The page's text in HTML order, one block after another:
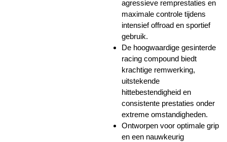
agressieve remprestaties en
maximale controle tijdens
intensief offroad en sportief
gebruik.
De hoogwaardige gesinterde
racing compound biedt
krachtige remwerking,
uitstekende
hittebestendigheid en
consistente prestaties onder
extreme omstandigheden.
Ontworpen voor optimale grip
en een nauwkeurig